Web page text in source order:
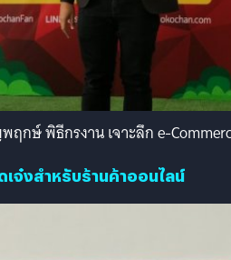
กษ์ พิธีกรงาน เจาะลึก e-
จ๋งสำหรับร้านค้าออนไลน์